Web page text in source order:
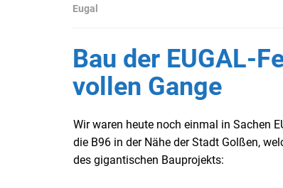
Eugal
Bau der EUGAL-
vollen Gange
Wir waren heute noch einmal in Sachen
die B96 in der Nähe der Stadt Golßen,
des gigantischen Bauprojekts: